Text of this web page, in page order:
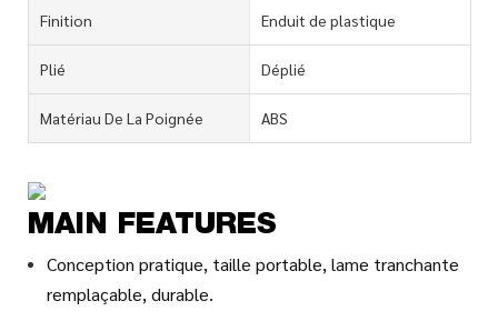
Finition Enduit de plastique
Plié Déplié
Matériau De La Poignée ABS
MAIN FEATURES
Conception pratique, taille portable, lame tranchante
remplaçable, durable.